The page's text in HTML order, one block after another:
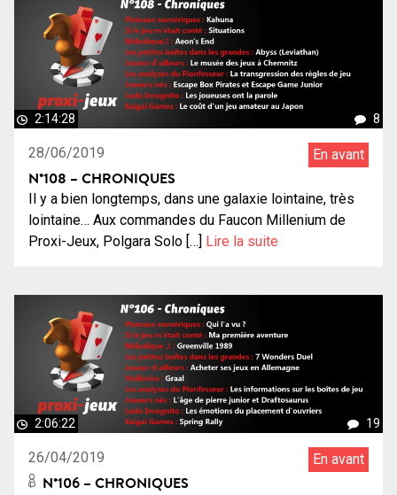
2:14:28 8
28/06/2019 En avant
N°108 – CHRONIQUES
Il y a bien longtemps, dans une galaxie lointaine, très
lointaine… Aux commandes du Faucon Millenium de
Proxi-Jeux, Polgara Solo […]
Lire la suite
2:06:22 19
26/04/2019 En avant
N°106 – CHRONIQUES